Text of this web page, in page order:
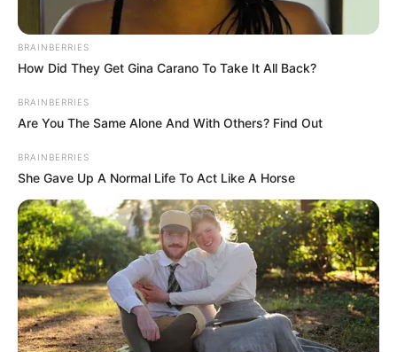
BRAINBERRIES
How Did They Get Gina Carano To Take It All Back?
BRAINBERRIES
Are You The Same Alone And With Others? Find Out
BRAINBERRIES
She Gave Up A Normal Life To Act Like A Horse